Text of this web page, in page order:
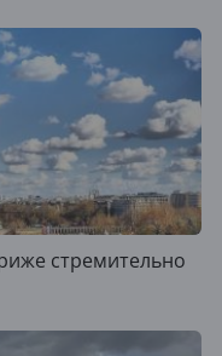
стремительно